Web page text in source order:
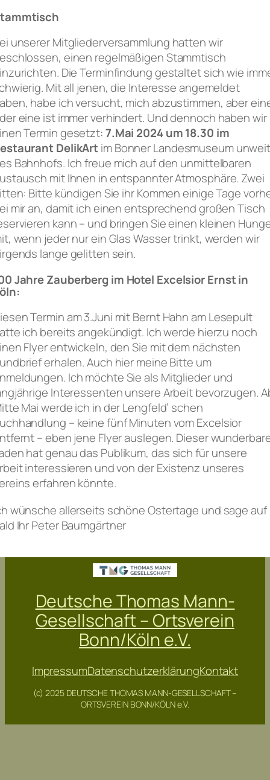
unserer Mitgliederversammlung hatten wir
einen regelmäßigen Stammtisch
Die Terminfindung gestaltet sich wie
Mit all jenen, die Interesse angemeldet
habe ich versucht, mich abzustimmen, aber
eine ist immer verhindert. Und dennoch haben wir
Termin gesetzt:7.Mai 2024 um 18.30 im
DelikArt im Bonner Landesmuseum
Bahnhofs. Ich freue mich auf den unmittelbaren
mit Ihnen in entspannter Atmosphäre. Zwei
Bitte kündigen Sie ihr Kommen einige Tage
mir an, damit ich einen entsprechend großen Tisch
kann – und bringen Sie einen kleinen
wenn jeder nur ein Glas Wasser trinkt, werden wir
lange gelitten sein.
Jahre Zauberberg im Hotel Excelsior Ernst in
Termin am 3.Juni mit Bernt Hahn am Lesepult
ich bereits angekündigt. Ich werde hierzu noch
Flyer entwickeln, den Sie mit dem nächsten
erhalen. Auch hier meine Bitte um
Ich möchte Sie als Mitglieder und
Interessenten unsere Arbeit bevorzugen.
Mai werde ich in der Lengfeld’ schen
– keine fünf Minuten vom Excelsior
– eben jene Flyer auslegen. Dieser
hat genau das Publikum, das sich für unsere
interessieren und von der Existenz unseres
erfahren könnte.
wünsche allerseits schöne Ostertage und sage auf
Ihr Peter Baumgärtner
Deutsche Thomas Mann-
Gesellschaft – Ortsverein
Bonn/Köln e.V.
ImpressumDatenschutzerklärungKontakt
(c) 2025 DEUTSCHE THOMAS MANN-GESELLSCHAFT –
ORTSVEREIN BONN/KÖLN e.V.